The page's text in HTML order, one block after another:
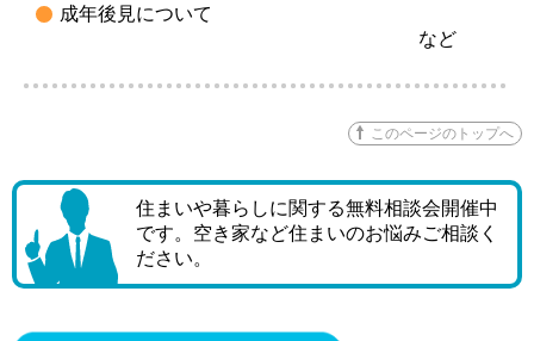
成年後見について
など
このページのトップへ
住まいや暮らしに関する無料相談会開催中
です。空き家など住まいのお悩みご相談く
ださい。